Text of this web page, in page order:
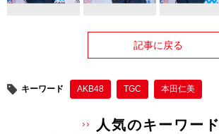
記事に戻る
キーワード AKB48 TGC 本田仁美
人気のキーワード